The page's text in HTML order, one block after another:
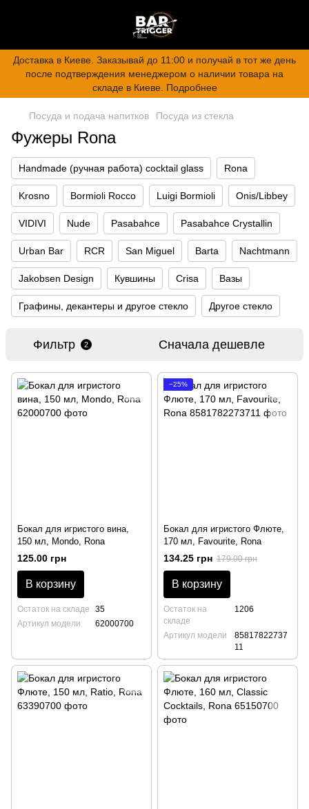
Доставка в Киеве. Заказывай до 11:00 и получай в тот же день
после подтверждения менеджером о наличии товара на
складе в Киеве. Подробнее
Посуда и подача напитков Посуда из стекла
Фужеры Rona
Handmade (ручная работа) cocktail glass Rona
Krosno Bormioli Rocco Luigi Bormioli Onis/Libbey
VIDIVI Nude Pasabahce Pasabahce Crystallin
Urban Bar RCR San Miguel Barta Nachtmann
Jakobsen Design Кувшины Crisa Вазы
Графины, декантеры и другое стекло Другое стекло
Фильтр 2 Сначала дешевле
Бокал для игристого вина,
150 мл, Mondo, Rona
125.00 грн
В корзину
Остаток на складе
35
Артикул модели
62000700
−25%
Бокал для игристого Флюте,
170 мл, Favourite, Rona
134.25 грн 179.00 грн
В корзину
Остаток на
складе
1206
Артикул модели
85817822737
11